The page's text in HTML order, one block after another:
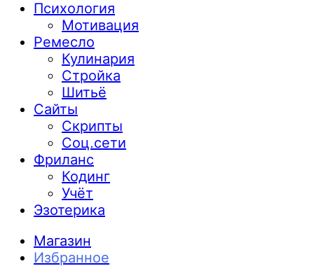
Психология
Мотивация
Ремесло
Кулинария
Стройка
Шитьё
Сайты
Скрипты
Соц.сети
Фриланс
Кодинг
Учёт
Эзотерика
Магазин
Избранное